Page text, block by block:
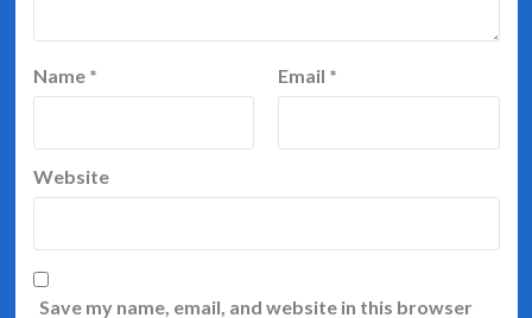
Name * Email *
Website
Save my name, email, and website in this browser